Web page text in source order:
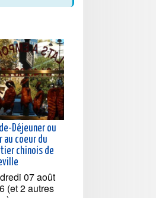
Déjeuner ou
au coeur du
chinois de
07 août
(et 2 autres